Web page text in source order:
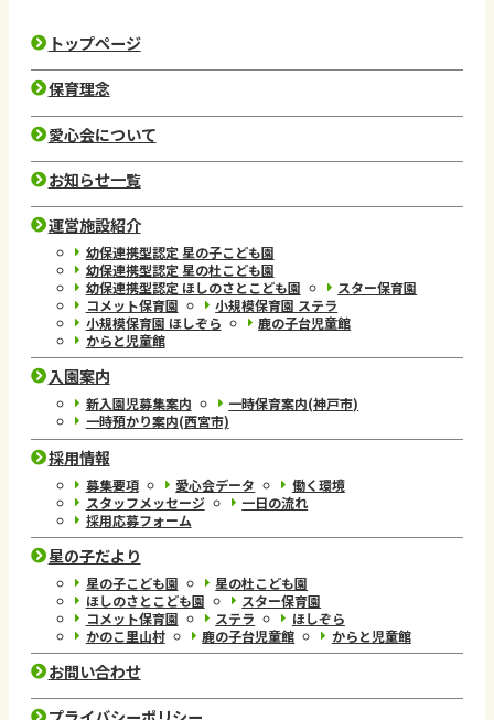
トップページ
保育理念
愛心会について
お知らせ一覧
運営施設紹介
幼保連携型認定 星の子こども園
幼保連携型認定 星の杜こども園
幼保連携型認定 ほしのさとこども園
スター保育園
コメット保育園
小規模保育園 ステラ
小規模保育園 ほしぞら
鹿の子台児童館
からと児童館
入園案内
新入園児募集案内
一時保育案内(神戸市)
一時預かり案内(西宮市)
採用情報
募集要項 愛心会データ
働く環境
スタッフメッセージ
一日の流れ
採用応募フォーム
星の子だより
星の子こども園
星の杜こども園
ほしのさとこども園
スター保育園
コメット保育園
ステラ
ほしぞら
かのこ里山村
鹿の子台児童館 からと児童館
お問い合わせ